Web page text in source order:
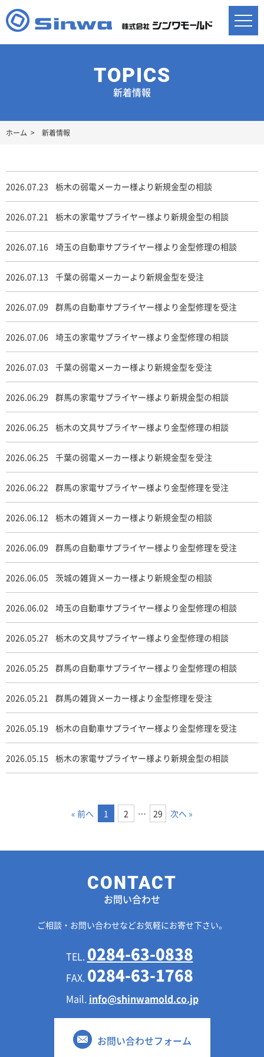
新着情報
ホーム 新着情報
2026.07.23 栃木の弱電メーカー様より新規金型の相談
2026.07.21 栃木の家電サプライヤー様より新規金型の相談
2026.07.16 埼玉の自動車サプライヤー様より金型修理の相談
2026.07.13 千葉の弱電メーカーより新規金型を受注
2026.07.09 群馬の自動車サプライヤー様より金型修理を受注
2026.07.06 埼玉の家電サプライヤー様より金型修理の相談
2026.07.03 千葉の弱電メーカー様より新規金型を受注
2026.06.29 群馬の家電サプライヤー様より新規金型の相談
2026.06.25 栃木の文具サプライヤー様より金型修理の相談
2026.06.25 千葉の弱電メーカー様より新規金型を受注
2026.06.22 群馬の家電サプライヤー様より金型修理を受注
2026.06.12 栃木の雑貨メーカー様より新規金型の相談
2026.06.09 群馬の自動車サプライヤー様より金型修理を受注
2026.06.05 茨城の雑貨メーカー様より新規金型の相談
2026.06.02 埼玉の自動車サプライヤー様より金型修理の相談
2026.05.27 栃木の文具サプライヤー様より金型修理の相談
2026.05.25 群馬の自動車サプライヤー様より金型修理の相談
2026.05.21 群馬の雑貨メーカー様より金型修理を受注
2026.05.19 栃木の自動車サプライヤー様より金型修理を受注
2026.05.15 栃木の家電サプライヤー様より新規金型の相談
« 前へ 1 2 … 29 次へ »
お問い合わせ
ご相談・お問い合わせなどお気軽にお寄せ下さい。
TEL. 0284-63-0838
FAX. 0284-63-1768
Mail. info@shinwamold.co.jp
お問い合わせフォーム